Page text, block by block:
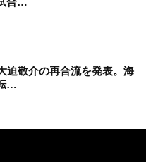
迫敬介の再合流を発表。海
…